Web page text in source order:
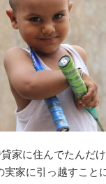
家に住んでたんだ
家に引っ越すこと